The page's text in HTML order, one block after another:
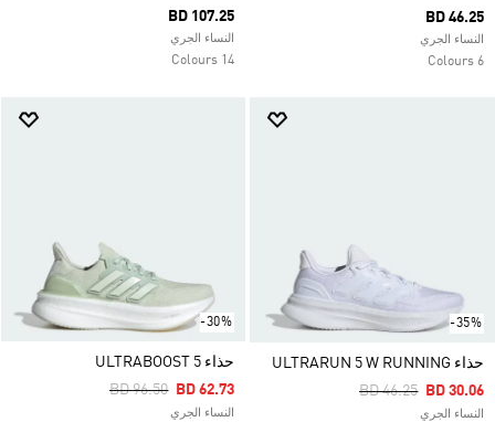
BD 46.25
النساء الجري
6 Colours
BD 107.25
النساء الجري
14 Colours
-35%
حذاء ULTRARUN 5 W RUNNING
Price Reduced
BD 46.25ToBD 30.06
النساء الجري
-30%
حذاء ULTRABOOST 5
Price Reduced From
BD 96.50ToBD 62.73
النساء الجري